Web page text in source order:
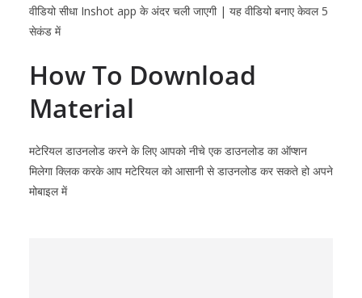
वीडियो सीधा Inshot app के अंदर चली जाएगी | यह वीडियो बनाए केवल 5
सेकंड में
How To Download
Material
मटेरियल डाउनलोड करने के लिए आपको नीचे एक डाउनलोड का ऑप्शन
मिलेगा क्लिक करके आप मटेरियल को आसानी से डाउनलोड कर सकते हो अपने
मोबाइल में